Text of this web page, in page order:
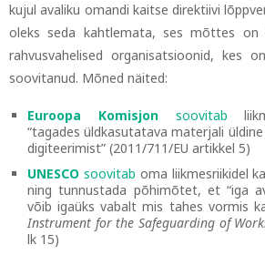
kujul avaliku omandi kaitse direktiivi
oleks seda kahtlemata, ses mõttes
rahvusvahelised organisatsioonid, kes
soovitanud. Mõned näited:
Euroopa Komisjonsoovitab
“tagades üldkasutatava materjali
digiteerimist” (2011/711/EU artikkel 5)
UNESCO soovitab oma liikmesriikidel
ning tunnustada põhimõtet, et “iga
võib igaüks vabalt mis tahes vormis
Instrument for the Safeguarding of
lk 15)